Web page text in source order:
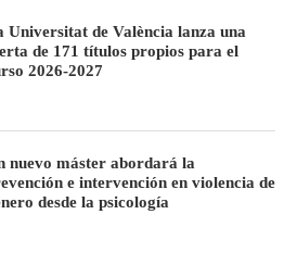
Universitat de València lanza una
de 171 títulos propios para el
2026-2027
nuevo máster abordará la
e intervención en violencia de
desde la psicología